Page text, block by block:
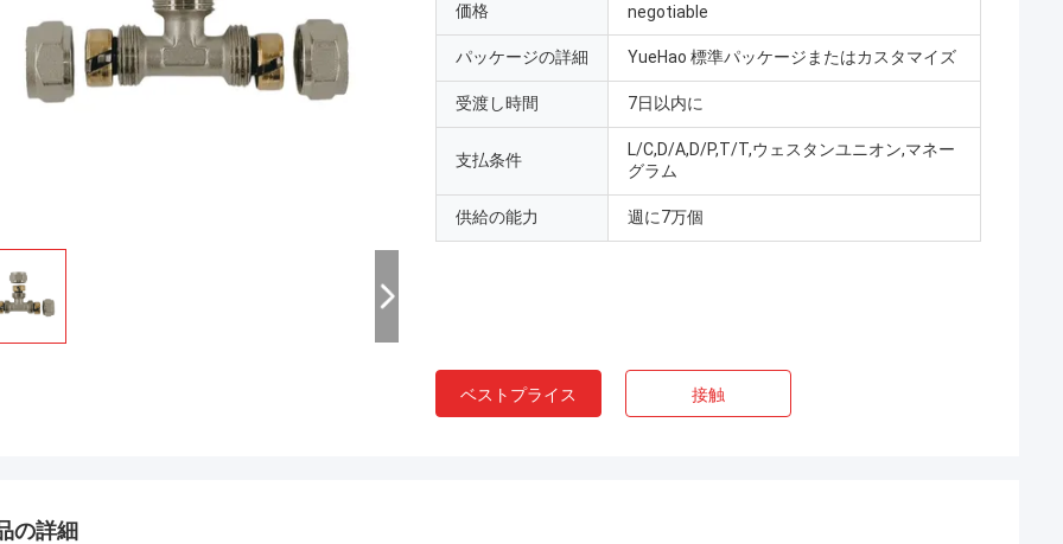
価格 negotiable
パッケージの詳細 YueHao 標準パッケージまたはカスタマイズ
受渡し時間 7日以内に
支払条件
L/C,D/A,D/P,T/T,ウェスタンユニオン,マネー
グラム
供給の能力 週に7万個
ベストプライス 接触
の詳細